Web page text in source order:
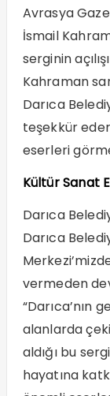
Avrasya
İsmail
serginin
Kahraman
Darıca
teşekkür
eserleri
Kültür Sanat
Darıca
Darıca
vermeden
“Darıca’nın
alanlarda
aldığı bu
hayatına